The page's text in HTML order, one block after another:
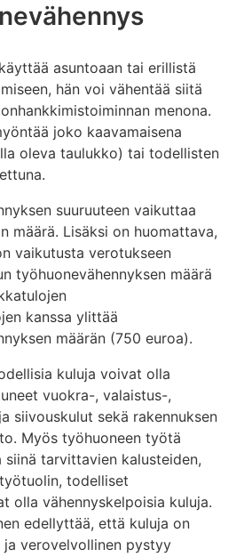
asuntoaan tai erillistä
hän voi vähentää siitä
menona.
joko kaavamaisena
oleva taulukko) tai todellisten
suuruuteen vaikuttaa
määrä. Lisäksi on huomattava,
vaikutusta verotukseen
työhuonevähennyksen määrä
kanssa ylittää
määrän (750 euroa).
kuluja voivat olla
vuokra-, valaistus-,
siivouskulut sekä rakennuksen
Myös työhuoneen työtä
tarvittavien kalusteiden,
todelliset
olla vähennyskelpoisia kuluja.
edellyttää, että kuluja on
verovelvollinen pystyy